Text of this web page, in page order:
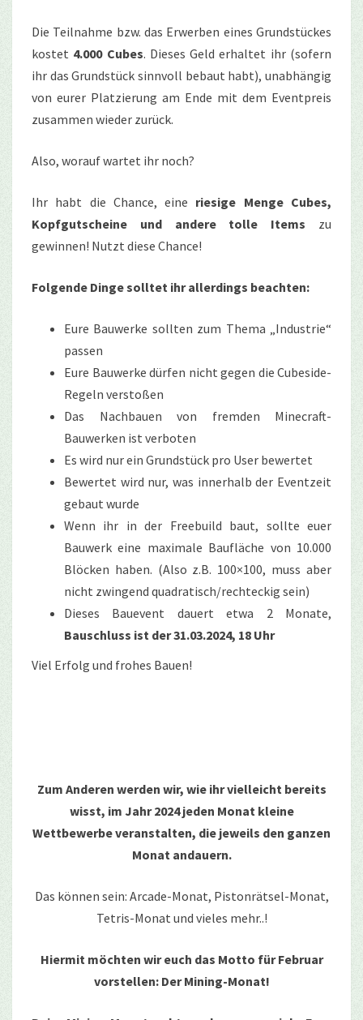
Die Teilnahme bzw. das Erwerben eines Grundstückes
kostet 4.000 Cubes. Dieses Geld erhaltet ihr (sofern
ihr das Grundstück sinnvoll bebaut habt), unabhängig
von eurer Platzierung am Ende mit dem Eventpreis
zusammen wieder zurück.
Also, worauf wartet ihr noch?
Ihr habt die Chance, eine riesige Menge Cubes,
Kopfgutscheine und andere tolle Items zu
gewinnen! Nutzt diese Chance!
Folgende Dinge solltet ihr allerdings beachten:
Eure Bauwerke sollten zum Thema „Industrie“
passen
Eure Bauwerke dürfen nicht gegen die Cubeside-
Regeln verstoßen
Das Nachbauen von fremden Minecraft-
Bauwerken ist verboten
Es wird nur ein Grundstück pro User bewertet
Bewertet wird nur, was innerhalb der Eventzeit
gebaut wurde
Wenn ihr in der Freebuild baut, sollte euer
Bauwerk eine maximale Baufläche von 10.000
Blöcken haben. (Also z.B. 100×100, muss aber
nicht zwingend quadratisch/rechteckig sein)
Dieses Bauevent dauert etwa 2 Monate,
Bauschluss ist der 31.03.2024, 18 Uhr
Viel Erfolg und frohes Bauen!
Zum Anderen werden wir, wie ihr vielleicht bereits
wisst, im Jahr 2024 jeden Monat kleine
Wettbewerbe veranstalten, die jeweils den ganzen
Monat andauern.
Das können sein: Arcade-Monat, Pistonrätsel-Monat,
Tetris-Monat und vieles mehr..!
Hiermit möchten wir euch das Motto für Februar
vorstellen: Der Mining-Monat!